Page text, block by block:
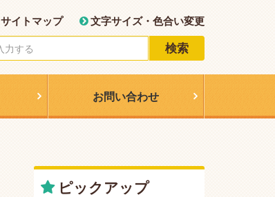
サイトマップ
文字サイズ・色合い変更
検索
お問い合わせ
ピックアップ